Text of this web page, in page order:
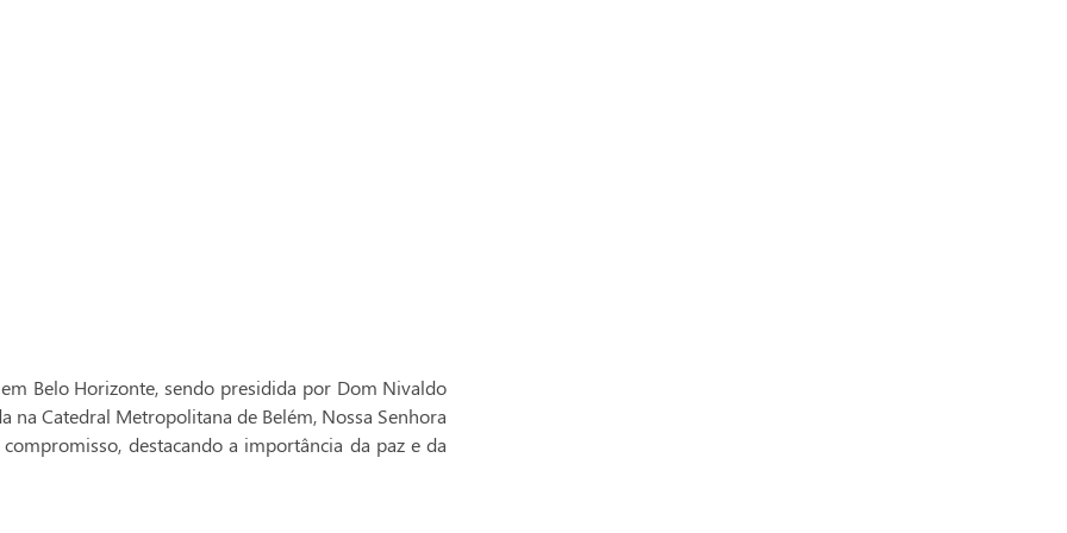
Belo Horizonte, sendo presidida por Dom Nivaldo
na Catedral Metropolitana de Belém, Nossa Senhora
destacando a importância da paz e da